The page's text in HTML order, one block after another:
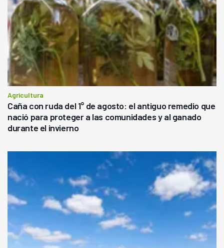
Agricultura
Caña con ruda del 1° de agosto: el antiguo remedio que
nació para proteger a las comunidades y al ganado
durante el invierno